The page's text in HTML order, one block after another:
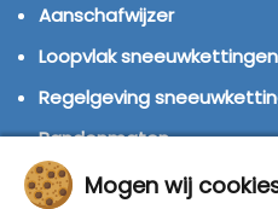
Aanschafwijzer
Loopvlak sneeuwkettingen
Regelgeving
Bandenmaten
Montage handleidingen
Mogen wij